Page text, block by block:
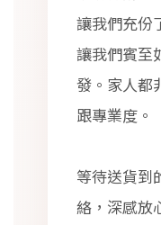
讓我們充份
讓我們賓至
發。家人都
跟專業度。
等待送貨到
絡，深感放